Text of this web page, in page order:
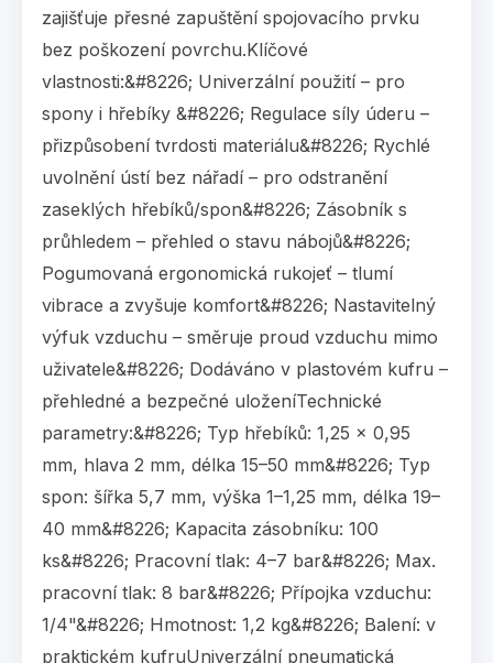
zajišťuje přesné zapuštění spojovacího prvku
bez poškození povrchu.Klíčové
vlastnosti:&#8226; Univerzální použití – pro
spony i hřebíky &#8226; Regulace síly úderu –
přizpůsobení tvrdosti materiálu&#8226; Rychlé
uvolnění ústí bez nářadí – pro odstranění
zaseklých hřebíků/spon&#8226; Zásobník s
průhledem – přehled o stavu nábojů&#8226;
Pogumovaná ergonomická rukojeť – tlumí
vibrace a zvyšuje komfort&#8226; Nastavitelný
výfuk vzduchu – směruje proud vzduchu mimo
uživatele&#8226; Dodáváno v plastovém kufru –
přehledné a bezpečné uloženíTechnické
parametry:&#8226; Typ hřebíků: 1,25 × 0,95
mm, hlava 2 mm, délka 15–50 mm&#8226; Typ
spon: šířka 5,7 mm, výška 1–1,25 mm, délka 19–
40 mm&#8226; Kapacita zásobníku: 100
ks&#8226; Pracovní tlak: 4–7 bar&#8226; Max.
pracovní tlak: 8 bar&#8226; Přípojka vzduchu:
1/4"&#8226; Hmotnost: 1,2 kg&#8226; Balení: v
praktickém kufruUniverzální pneumatická